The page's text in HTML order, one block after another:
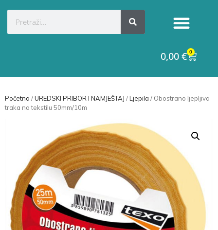
0,00€ 0
Početna /UREDSKI PRIBOR I NAMJEŠTAJ /Ljepila / Obostrano ljepljiva
traka na tekstilu 50mm/10m